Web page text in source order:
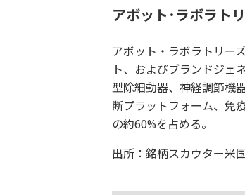
アボット･ラボラト
アボット・ラボラトリー
ト、およびブランドジェ
型除細動器、神経調節機
断プラットフォーム、免
の約60%を占める。
出所：銘柄スカウター